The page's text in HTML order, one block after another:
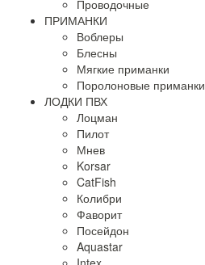
Проводочные
ПРИМАНКИ
Воблеры
Блесны
Мягкие приманки
Поролоновые приманки
ЛОДКИ ПВХ
Лоцман
Пилот
Мнев
Korsar
CatFish
Колибри
Фаворит
Посейдон
Aquastar